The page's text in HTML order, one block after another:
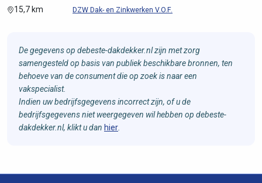
15,7 km DZW Dak- en Zinkwerken V.O.F.
De gegevens op debeste-dakdekker.nl zijn met zorg
samengesteld op basis van publiek beschikbare bronnen, ten
behoeve van de consument die op zoek is naar een
vakspecialist.
Indien uw bedrijfsgegevens incorrect zijn, of u de
bedrijfsgegevens niet weergegeven wil hebben op debeste-
dakdekker.nl, klikt u dan hier